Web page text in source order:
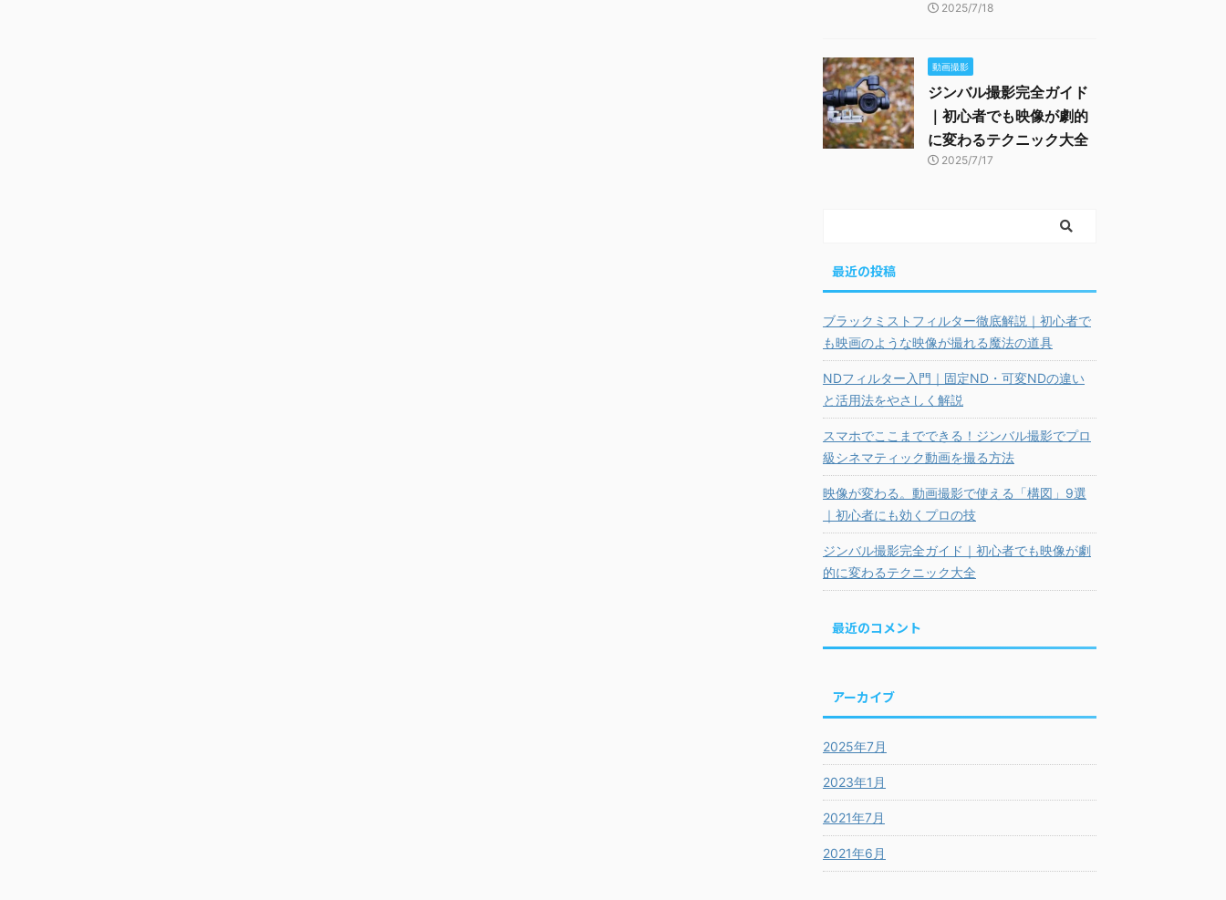
2025/7/18
動画撮影
ジンバル撮影完全ガイド
｜初心者でも映像が劇的
に変わるテクニック大全
2025/7/17
最近の投稿
ブラックミストフィルター徹底解説｜初心者で
も映画のような映像が撮れる魔法の道具
NDフィルター入門｜固定ND・可変NDの違い
と活用法をやさしく解説
スマホでここまでできる！ジンバル撮影でプロ
級シネマティック動画を撮る方法
映像が変わる。動画撮影で使える「構図」9選
｜初心者にも効くプロの技
ジンバル撮影完全ガイド｜初心者でも映像が劇
的に変わるテクニック大全
最近のコメント
アーカイブ
2025年7月
2023年1月
2021年7月
2021年6月